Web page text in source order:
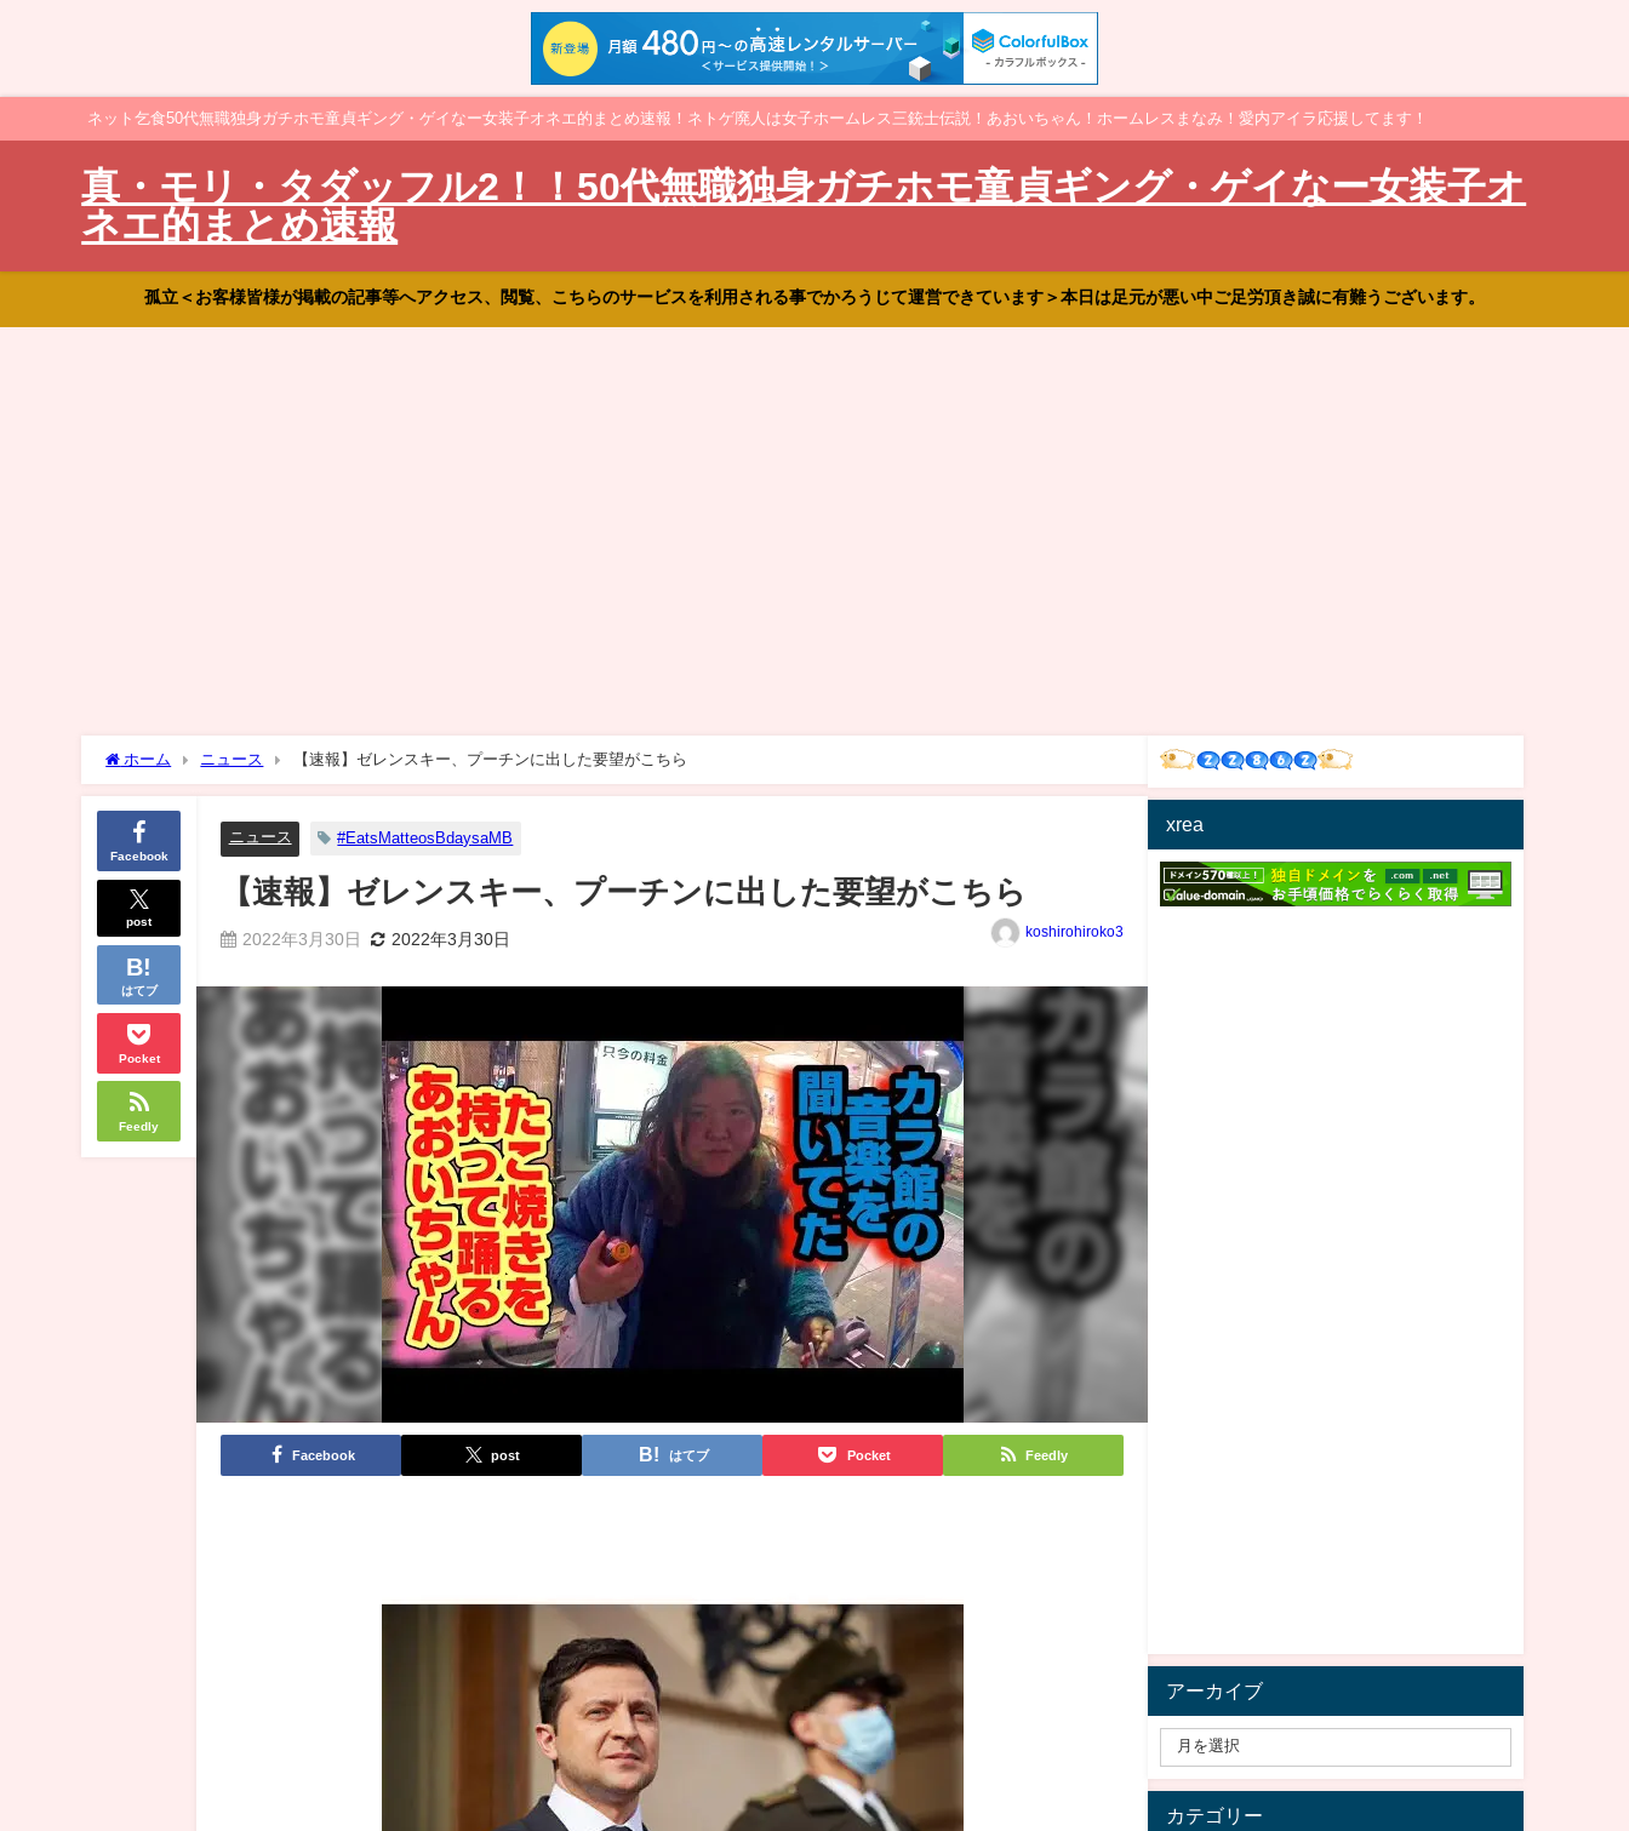
ネット乞食50代無職独身ガチホモ童貞ギング・ゲイなー女装子オネエ的まとめ速報！ネトゲ廃人は女子ホームレス三銃士伝説！あおいちゃん！ホームレスまなみ！愛内アイラ応援してます！
真・モリ・タダッフル2！！50代無職独身ガチホモ童貞ギング・ゲイなー女装子オ
ネエ的まとめ速報
孤立＜お客様皆様が掲載の記事等へアクセス、閲覧、こちらのサービスを利用される事でかろうじて運営できています＞本日は足元が悪い中ご足労頂き誠に有難うございます。
ホーム ニュース 【速報】ゼレンスキー、プーチンに出した要望がこちら
Facebook
post
はてブ
Pocket
Feedly
ニュース #EatsMatteosBdaysaMB
【速報】ゼレンスキー、プーチンに出した要望がこちら
2022年3月30日 2022年3月30日 koshirohiroko3
Facebook post はてブ Pocket Feedly
xrea
アーカイブ
カテゴリー